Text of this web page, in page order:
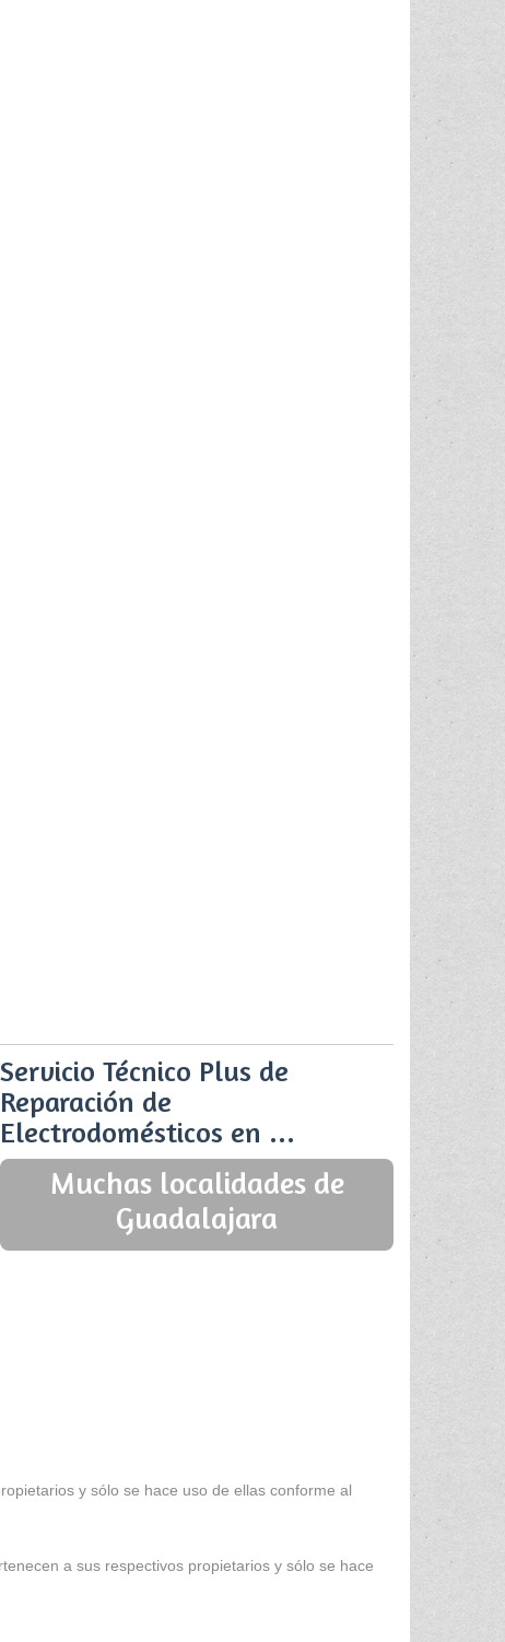
Servicio Técnico Plus de
Reparación de
Electrodomésticos en ...
Muchas localidades de
Guadalajara
y sólo se hace uso de ellas conforme al
a sus respectivos propietarios y sólo se hace